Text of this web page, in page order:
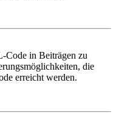
Code in Beiträgen zu
die
erreicht werden.